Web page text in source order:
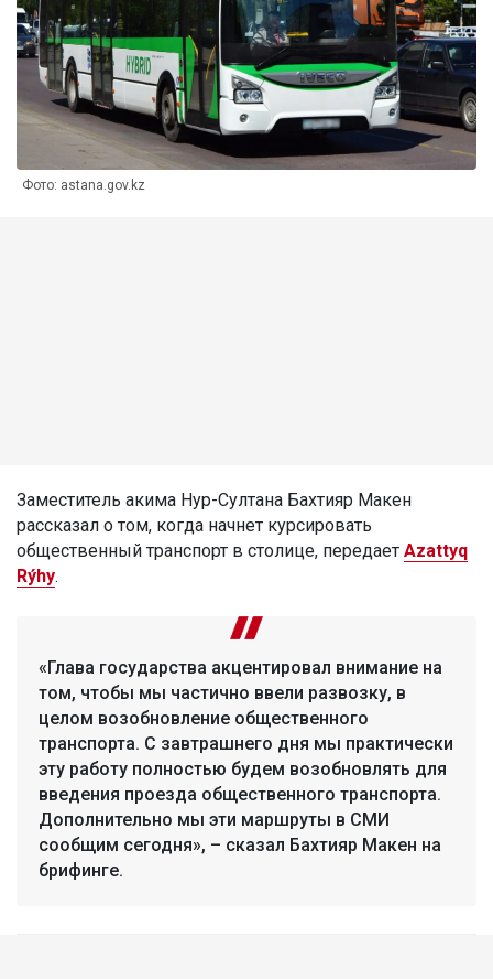
Фото: astana.gov.kz
Заместитель акима Нур-Султана Бахтияр Макен
рассказал о том, когда начнет курсировать
общественный транспорт в столице, передает Azattyq
Rýhy.
«Глава государства акцентировал внимание на
том, чтобы мы частично ввели развозку, в
целом возобновление общественного
транспорта. С завтрашнего дня мы практически
эту работу полностью будем возобновлять для
введения проезда общественного транспорта.
Дополнительно мы эти маршруты в СМИ
сообщим сегодня», – сказал Бахтияр Макен на
брифинге.